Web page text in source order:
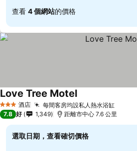
查看 4 個網站的價格
3 星級 酒店 每間客房均設私人熱水浴缸
Love Tree Motel
7.8 好 1,349 距離市中心 7.6 公里
選取日期，查看確切價格